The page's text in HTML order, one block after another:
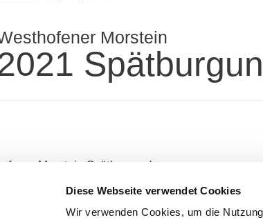
Diese Webseite verwendet Cookies
Wir verwenden Cookies, um die
Morstein
Morstein Spätburgunder
Selection Rheinhessen